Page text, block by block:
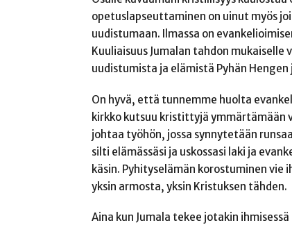
opetuslapseuttaminen on uinut myös
uudistumaan. Ilmassa on
Kuuliaisuus Jumalan tahdon
uudistumista ja elämistä Pyhän Hengen
On hyvä, että tunnemme huolta
kirkko kutsuu kristittyjä ymmärtämään
johtaa työhön, jossa synnytetään
silti elämässäsi ja uskossasi laki ja
käsin. Pyhityselämän korostuminen vie
yksin armosta, yksin Kristuksen tähden.
Aina kun Jumala tekee jotakin